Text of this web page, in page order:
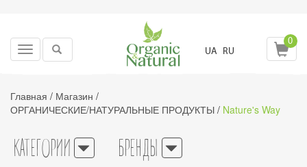
Toggle
UA RU
0
Главная / Магазин /
ОРГАНИЧЕСКИЕ/НАТУРАЛЬНЫЕ ПРОДУКТЫ / Nature's Way
КАТЕГОРИИ БРЕНДЫ